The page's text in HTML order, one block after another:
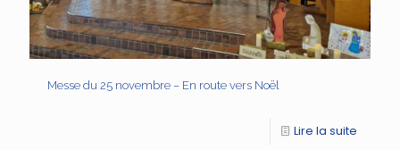
Messe du 25 novembre – En route vers Noël
Lire la suite